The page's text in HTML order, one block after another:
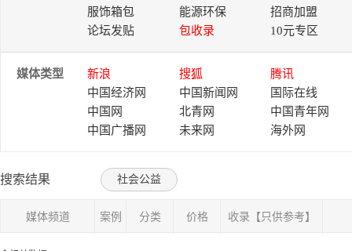
服饰箱包
能源环保
招商加盟
论坛发贴
包收录 10元专区
媒体类型 新浪 搜狐
腾讯
中国经济网
中国新闻网
国际在线
中国网
北青网
中国青年网
中国广播网
未来网 海外网
搜索结果 社会公益
媒体频道 案例 分类 价格 收录【只供参考】